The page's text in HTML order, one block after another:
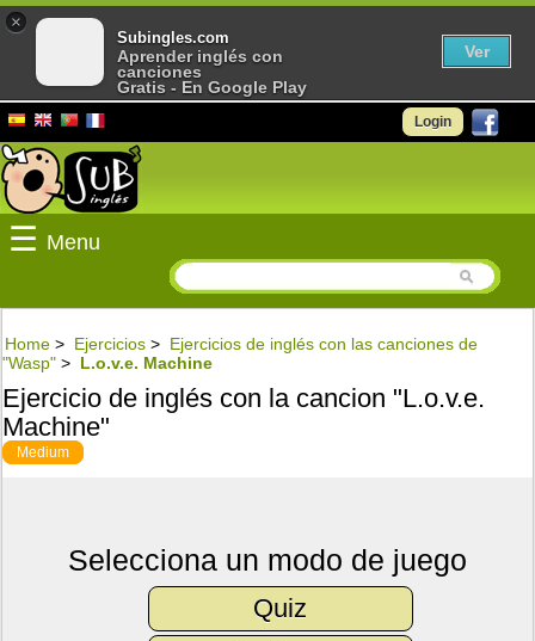
Login
☰ Menu
Home > Ejercicios > Ejercicios de inglés con las canciones de
"Wasp" > L.o.v.e. Machine
Ejercicio de inglés con la cancion "L.o.v.e.
Machine"
Medium
Selecciona un modo de juego
Quiz
×
Subingles.com
Aprender inglés con
canciones
Gratis - En Google Play
Ver